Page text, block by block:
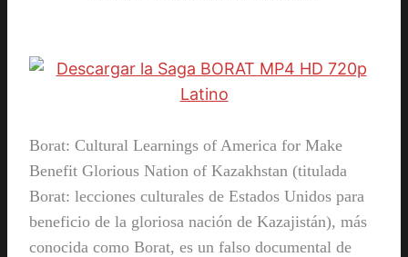
Borat: Cultural Learnings of America for Make
Benefit Glorious Nation of Kazakhstan (titulada
Borat: lecciones culturales de Estados Unidos para
beneficio de la gloriosa nación de Kazajistán), más
conocida como Borat, es un falso documental de